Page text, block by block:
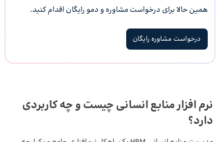
همین حالا برای درخواست مشاوره و دمو رایگان اقدام کنید.
درخواست مشاوره رایگان
نرم‌ افزار منابع انسانی چیست و چه کاربردی
دارد؟